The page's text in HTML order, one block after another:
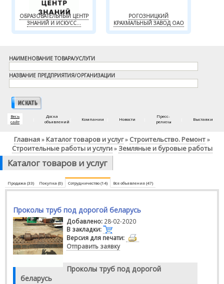
ОБРАЗОВАТЕЛЬНЫЙ ЦЕНТР
ЗНАНИЙ И ИСКУСС...
РОГОЗНИЦКИЙ
КРАХМАЛЬНЫЙ ЗАВОД ОАО
НАИМЕНОВАНИЕ ТОВАРА/УСЛУГИ
НАЗВАНИЕ ПРЕДПРИЯТИЯ/ОРГАНИЗАЦИИ
Весь
сайт
Доска
объявлений
Компании Новости
Пресс-
релизы
Выставки
Главная» Каталог товаров и услуг» Строительство. Ремонт»
Строительные работы и услуги» Земляные и буровые работы
Каталог товаров и услуг
Продажа (33) Покупка (0) Сотрудничество (14) Все объявления (47)
Проколы труб под дорогой беларусь
Добавлено: 28-02-2020
В закладки:
Версия для печати:
Отправить заявку
Проколы труб под дорогой
беларусь